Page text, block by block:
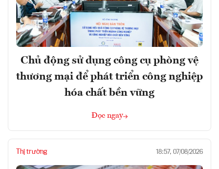
Chủ động sử dụng công cụ phòng vệ
thương mại để phát triển công nghiệp
hóa chất bền vững
Đọc ngay
Thị trường 18:57, 07/08/2026